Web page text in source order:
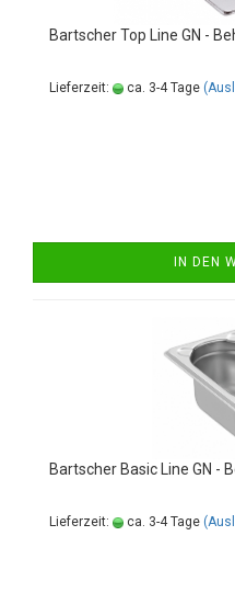
Bartscher Top Line GN -
Lieferzeit: ca. 3-4 Tage
IN DEN
Bartscher Basic Line GN -
Lieferzeit: ca. 3-4 Tage